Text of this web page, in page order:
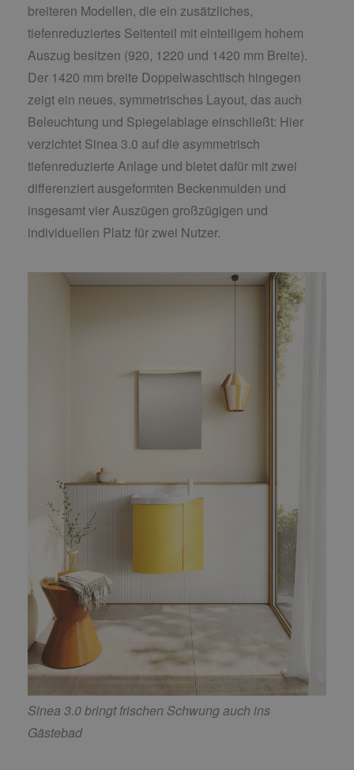
breiteren Modellen, die ein zusätzliches,
tiefenreduziertes Seitenteil mit einteiligem hohem
Auszug besitzen (920, 1220 und 1420 mm Breite).
Der 1420 mm breite Doppelwaschtisch hingegen
zeigt ein neues, symmetrisches Layout, das auch
Beleuchtung und Spiegelablage einschließt: Hier
verzichtet Sinea 3.0 auf die asymmetrisch
tiefenreduzierte Anlage und bietet dafür mit zwei
differenziert ausgeformten Beckenmulden und
insgesamt vier Auszügen großzügigen und
individuellen Platz für zwei Nutzer.
Sinea 3.0 bringt frischen Schwung auch ins
Gästebad